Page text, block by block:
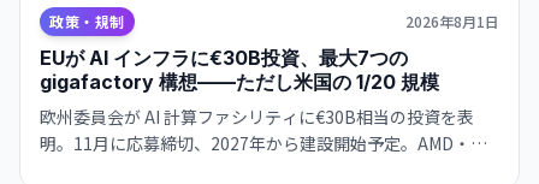
政策・規制 2026年8月1日
EUが AI インフラに€30B投資、最大7つの
gigafactory 構想——ただし米国の 1/20 規模
欧州委員会が AI 計算ファシリティに€30B相当の投資を表
明。11月に応募締切、2027年から建設開始予定。AMD・